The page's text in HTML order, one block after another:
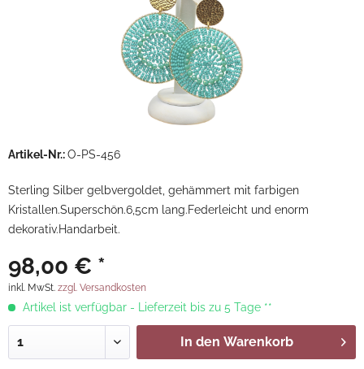
Artikel-Nr.:O-PS-456
Sterling Silber gelbvergoldet, gehämmert mit farbigen
Kristallen.Superschön.6,5cm lang.Federleicht und enorm
dekorativ.Handarbeit.
98,00 € *
inkl. MwSt. zzgl. Versandkosten
Artikel ist verfügbar - Lieferzeit bis zu 5 Tage **
In den Warenkorb